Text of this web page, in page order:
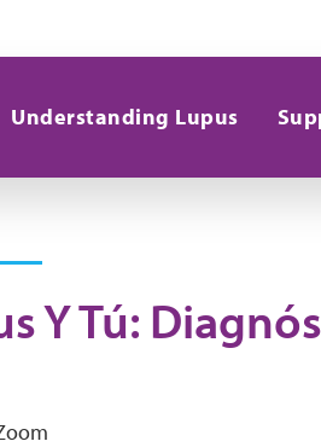
Understanding Lupus
Y Tú: